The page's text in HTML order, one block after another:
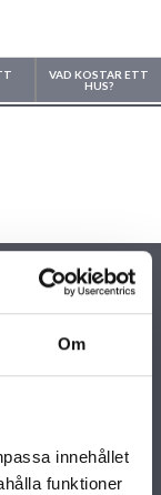
Om
innehållet
funktioner
VAD KOSTAR ETT
HUS?